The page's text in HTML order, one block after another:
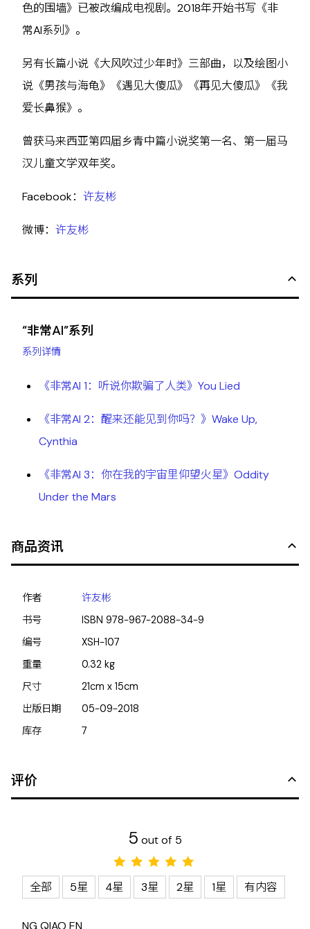
色的围墙》已被改编成电视剧。2018年开始书写《非
常AI系列》。
另有长篇小说《大风吹过少年时》三部曲，以及绘图小
说《男孩与海龟》《遇见大傻瓜》《再见大傻瓜》《我
爱长鼻猴》。
曾获马来西亚第四届乡青中篇小说奖第一名、第一届马
汉儿童文学双年奖。
Facebook： 许友彬
微博： 许友彬
系列
“非常AI”系列
系列详情
《非常AI 1：听说你欺骗了人类》You Lied
《非常AI 2：醒来还能见到你吗？》Wake Up,
Cynthia
《非常AI 3：你在我的宇宙里仰望火星》Oddity
Under the Mars
商品资讯
作者
许友彬
书号
ISBN978-967-2088-34-9
编号
XSH-107
重量
0.32 kg
尺寸
21cm x 15cm
出版日期
05-09-2018
库存
7
评价
5 out of 5
全部 5星 4星 3星 2星 1星 有内容